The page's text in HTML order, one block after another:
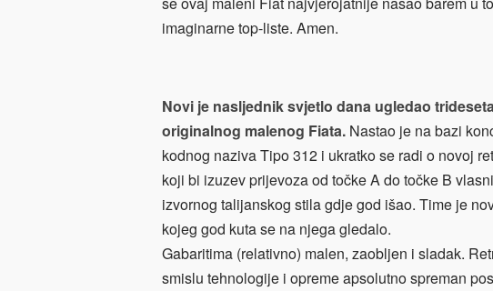
imaginarne top-liste. Amen.
Novi je nasljednik svjetlo dana ugledao
originalnog malenog Fiata. Nastao je na bazi
kodnog naziva Tipo 312 i ukratko se radi o novoj
koji bi izuzev prijevoza od točke A do točke B
izvornog talijanskog stila gdje god išao. Time je
kojeg god kuta se na njega gledalo.
Gabaritima (relativno) malen, zaobljen i sladak.
smislu tehnologije i opreme apsolutno spreman